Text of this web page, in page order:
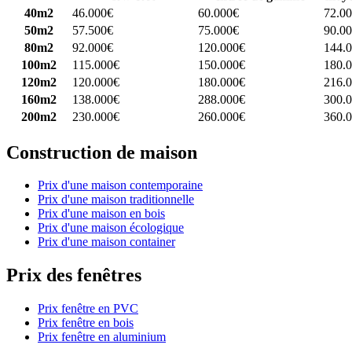
40m2
46.000€ 60.000€
50m2
57.500€ 75.000€
80m2
92.000€ 120.000€
100m2
115.000€ 150.000€
120m2
120.000€ 180.000€
160m2
138.000€ 288.000€
200m2
230.000€ 260.000€
Construction de maison
Prix d'une maison contemporaine
Prix d'une maison traditionnelle
Prix d'une maison en bois
Prix d'une maison écologique
Prix d'une maison container
Prix des fenêtres
Prix fenêtre en PVC
Prix fenêtre en bois
Prix fenêtre en aluminium